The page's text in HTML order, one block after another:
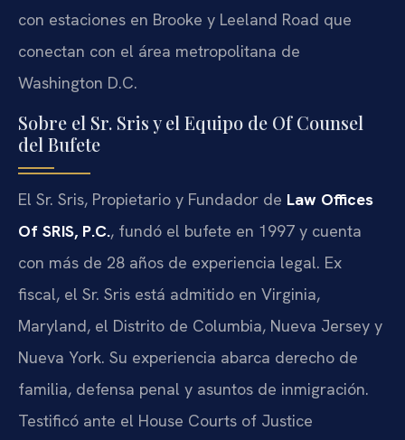
con estaciones en Brooke y Leeland Road que
conectan con el área metropolitana de
Washington D.C.
Sobre el Sr. Sris y el Equipo de Of Counsel
del Bufete
El Sr. Sris, Propietario y Fundador de Law Offices
Of SRIS, P.C., fundó el bufete en 1997 y cuenta
con más de 28 años de experiencia legal. Ex
fiscal, el Sr. Sris está admitido en Virginia,
Maryland, el Distrito de Columbia, Nueva Jersey y
Nueva York. Su experiencia abarca derecho de
familia, defensa penal y asuntos de inmigración.
Testificó ante el House Courts of Justice